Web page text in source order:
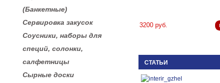
(Банкетные)
Сервировка закусок
Соусники, наборы для
специй, солонки,
салфетницы
Сырные доски
3200 руб.
СТАТЬИ